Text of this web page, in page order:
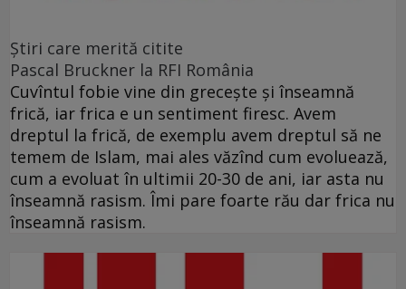
Ştiri care merită citite
Pascal Bruckner la RFI România
Cuvîntul fobie vine din grecește și înseamnă
frică, iar frica e un sentiment firesc. Avem
dreptul la frică, de exemplu avem dreptul să ne
temem de Islam, mai ales văzînd cum evoluează,
cum a evoluat în ultimii 20-30 de ani, iar asta nu
înseamnă rasism. Îmi pare foarte rău dar frica nu
înseamnă rasism.